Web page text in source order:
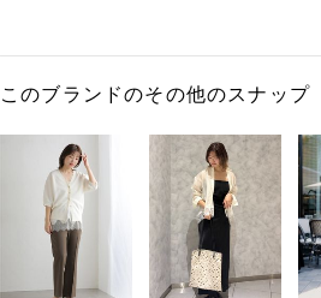
このブランドのその他のスナップ